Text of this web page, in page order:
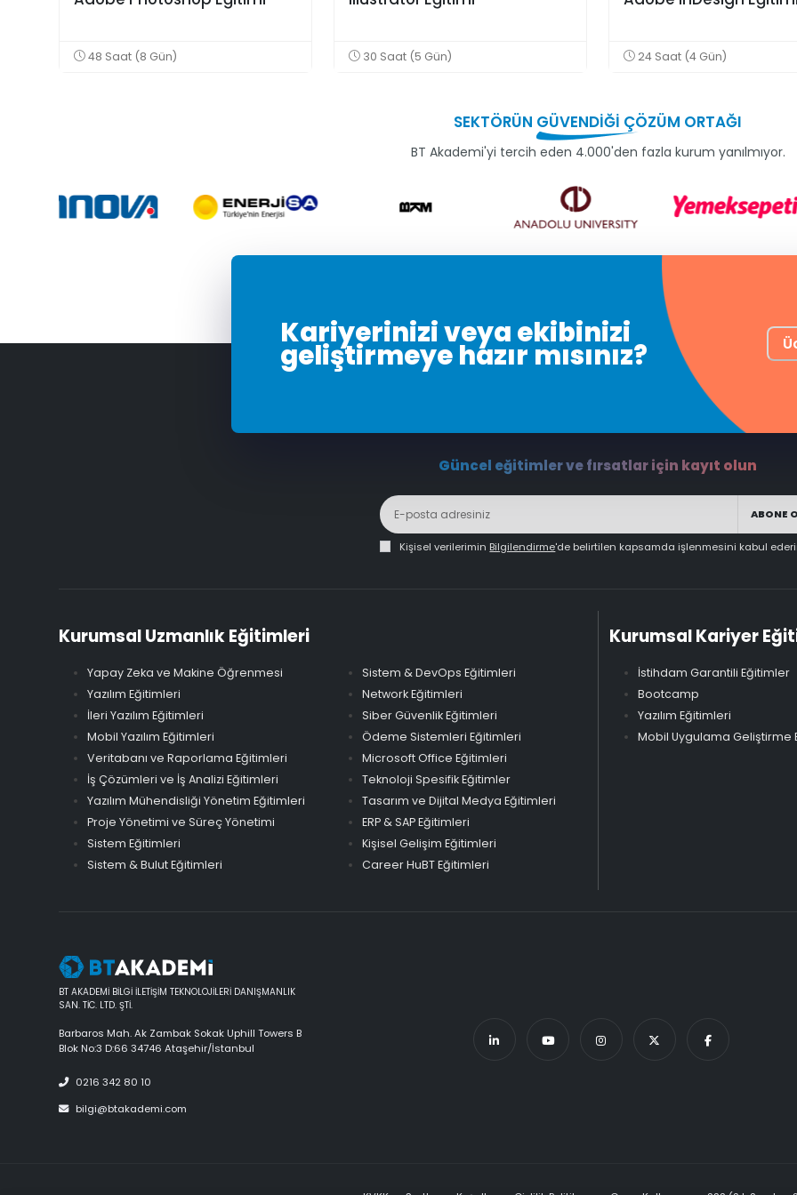
48 Saat (8 Gün) 30 Saat (5 Gün) 24 Saat (4 Gün)
SEKTÖRÜN GÜVENDİĞİ ÇÖZÜM ORTAĞI
BT Akademi'yi tercih eden 4.000'den fazla kurum yanılmıyor.
Kariyerinizi veya ekibinizi
geliştirmeye hazır mısınız?
Güncel eğitimler ve fırsatlar için kayıt olun
ABONE
Kişisel verilerimin Bilgilendirme'de belirtilen kapsamda işlenmesini kabul
Kurumsal Uzmanlık Eğitimleri
Yapay Zeka ve Makine Öğrenmesi
Yazılım Eğitimleri
İleri Yazılım Eğitimleri
Mobil Yazılım Eğitimleri
Veritabanı ve Raporlama Eğitimleri
İş Çözümleri ve İş Analizi Eğitimleri
Yazılım Mühendisliği Yönetim Eğitimleri
Proje Yönetimi ve Süreç Yönetimi
Sistem Eğitimleri
Sistem & Bulut Eğitimleri
Sistem & DevOps Eğitimleri
Network Eğitimleri
Siber Güvenlik Eğitimleri
Ödeme Sistemleri Eğitimleri
Microsoft Office Eğitimleri
Teknoloji Spesifik Eğitimler
Tasarım ve Dijital Medya Eğitimleri
ERP & SAP Eğitimleri
Kişisel Gelişim Eğitimleri
Career HuBT Eğitimleri
Kurumsal Kariyer
İstihdam Garantili Eğitimler
Bootcamp
Yazılım Eğitimleri
Mobil Uygulama Geliştirme
BT AKADEMİ BİLGİ İLETİŞİM TEKNOLOJİLERİ DANIŞMANLIK
SAN. TİC. LTD. ŞTİ.
Barbaros Mah. Ak Zambak Sokak Uphill Towers B
Blok No:3 D:66 34746 Ataşehir/İstanbul
0216 342 80 10
bilgi@btakademi.com